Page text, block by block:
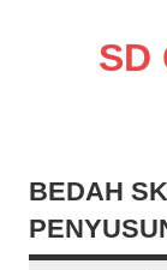
SD
BEDAH